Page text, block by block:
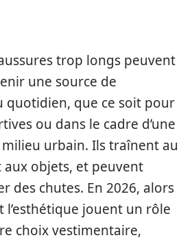
trop longs peuvent
une source de
quotidien, que ce soit pour
ou dans le cadre d’une
urbain. Ils traînent au
aux objets, et peuvent
des chutes. En 2026, alors
l’esthétique jouent un rôle
choix vestimentaire,